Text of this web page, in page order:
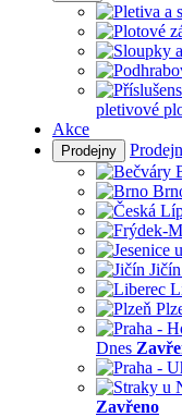
pletivové
Akce
Prodejny
Jičín
Dnes
Zavřeno